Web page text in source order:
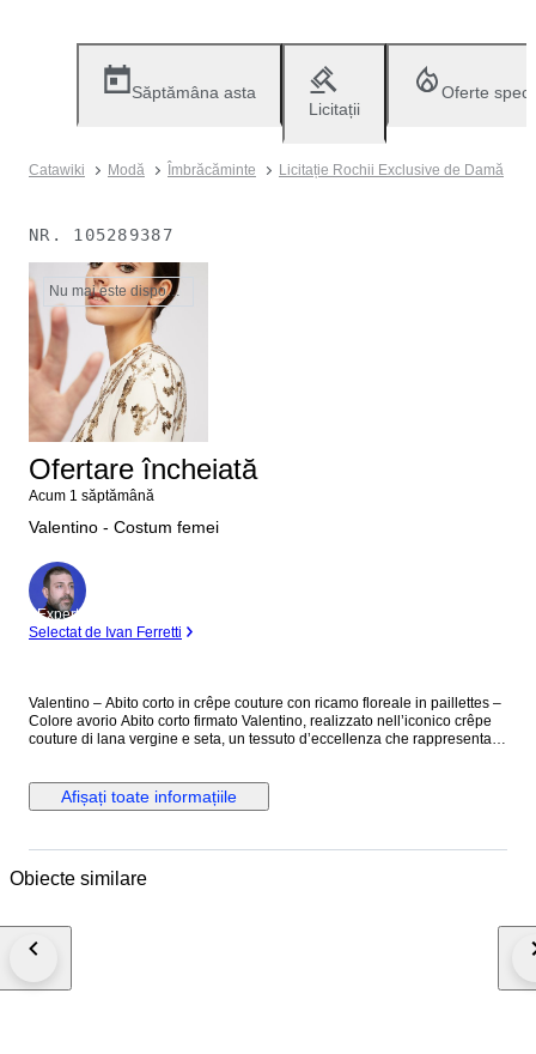
Săptămâna asta
Licitații
Oferte
Catawiki Modă Îmbrăcăminte Licitație Rochii Exclusive de Damă
NR. 105289387
Nu mai este disponibil
Ofertare încheiată
Acum 1 săptămână
Valentino - Costum femei
Expert
Selectat de Ivan Ferretti
Valentino – Abito corto in crêpe couture con ricamo floreale in paillettes –
Colore avorio Abito corto firmato Valentino, realizzato nell’iconico crêpe
couture di lana vergine e seta, un tessuto d’eccellenza che rappresenta
arricchita da un ricercato ricamo floreale realizzato interamente a mano
con paillettes color oro che si sviluppano sul corpetto, sulle maniche e sul
completamente foderato, per un comfort e una struttura impeccabili. Capo
(misure disponibili su richiesta) Prezzo retail €3545 Mai indossato.
Afișați toate informațiile
Obiecte similare